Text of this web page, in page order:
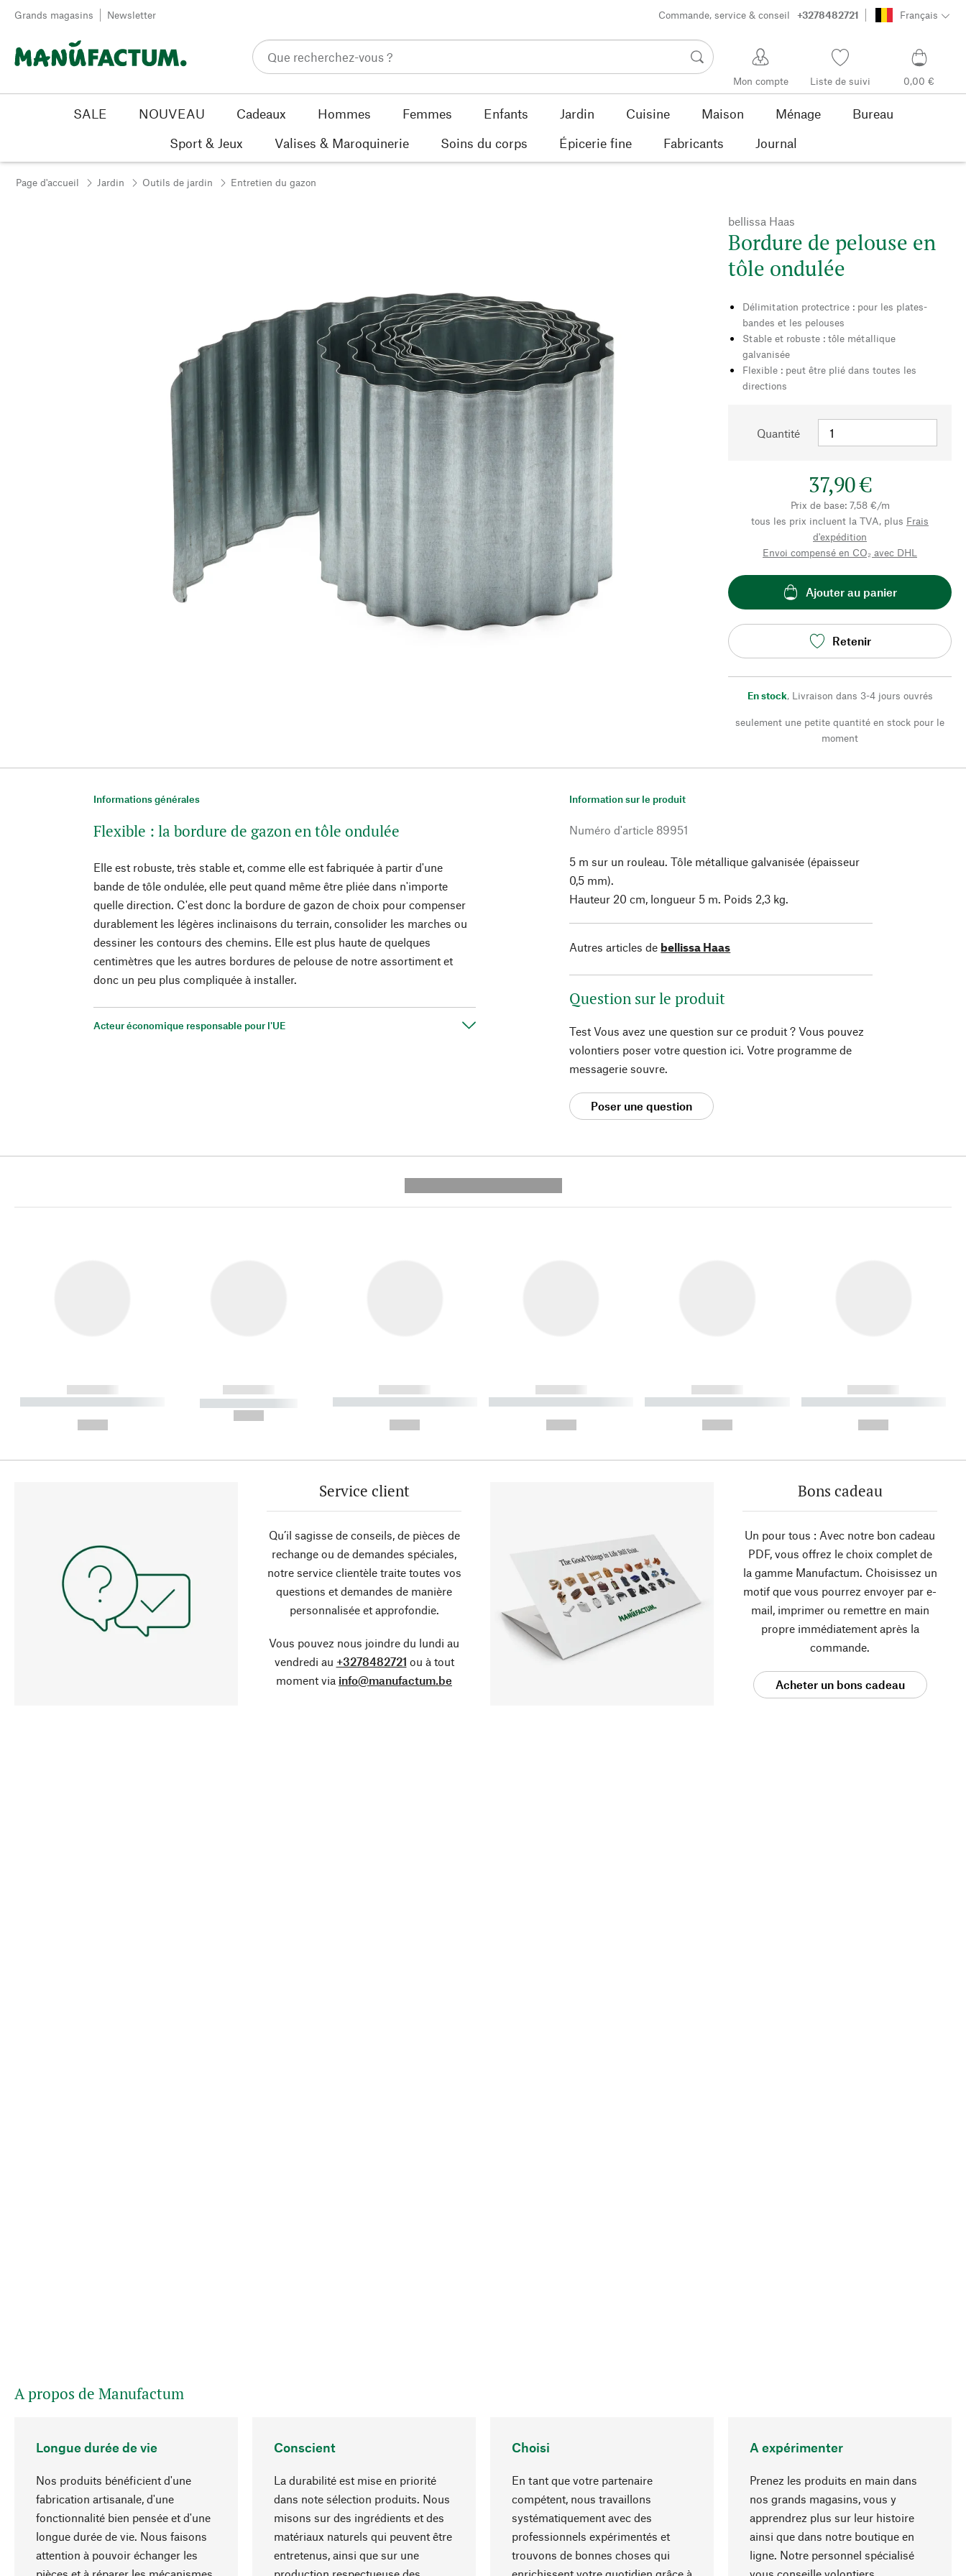
Passer au contenu
Grands magasins Newsletter Commande, service & conseil +3278482721 Français
Mon compte Liste de suivi 0,00 €
SALE NOUVEAU Cadeaux Hommes Femmes Enfants Jardin Cuisine Maison Ménage
Bureau
Sport & Jeux
Valises & Maroquinerie Soins du corps Épicerie fine Fabricants Journal
Page d'accueil Jardin Outils de jardin Entretien du gazon
bellissa Haas
Bordure de pelouse en
tôle ondulée
Délimitation protectrice : pour les plates-
bandes et les pelouses
Stable et robuste : tôle métallique
galvanisée
Flexible : peut être plié dans toutes les
directions
Quantité
37,90 €
Prix de base: 7,58 €/m
tous les prix incluent la TVA, plus Frais
d'expédition
Envoi compensé en CO₂ avec DHL
Ajouter au panier
Retenir
En stock, Livraison dans 3-4 jours ouvrés
seulement une petite quantité en stock pour le
moment
Informations générales
Flexible : la bordure de gazon en tôle ondulée
Elle est robuste, très stable et, comme elle est fabriquée à partir d'une
bande de tôle ondulée, elle peut quand même être pliée dans n'importe
quelle direction. C'est donc la bordure de gazon de choix pour compenser
durablement les légères inclinaisons du terrain, consolider les marches ou
dessiner les contours des chemins. Elle est plus haute de quelques
centimètres que les autres bordures de pelouse de notre assortiment et
donc un peu plus compliquée à installer.
Acteur économique responsable pour l'UE
Information sur le produit
Numéro d'article 89951
5 m sur un rouleau. Tôle métallique galvanisée (épaisseur
0,5 mm).
Hauteur 20 cm, longueur 5 m. Poids 2,3 kg.
Autres articles de bellissa Haas
Question sur le produit
Test Vous avez une question sur ce produit ? Vous pouvez
volontiers poser votre question ici. Votre programme de
messagerie souvre.
Poser une question
------------
----------- ----------- ----------
------------
----------- -----------
------------
----------- ----------- ----------
------------
----------- ----------- ----------
------------
----------- ----------- ----------
------------
----------- ----------- ----------
Service client
Qu’il sagisse de conseils, de pièces de
rechange ou de demandes spéciales,
notre service clientèle traite toutes vos
questions et demandes de manière
personnalisée et approfondie.
Vous pouvez nous joindre du lundi au
vendredi au +3278482721 ou à tout
moment via info@manufactum.be
Bons cadeau
Un pour tous : Avec notre bon cadeau
PDF, vous offrez le choix complet de
la gamme Manufactum. Choisissez un
motif que vous pourrez envoyer par e-
mail, imprimer ou remettre en main
propre immédiatement après la
commande.
Acheter un bons cadeau
A propos de Manufactum
Longue durée de vie
Nos produits bénéficient d'une
fabrication artisanale, d'une
fonctionnalité bien pensée et d'une
longue durée de vie. Nous faisons
attention à pouvoir échanger les
Conscient
La durabilité est mise en priorité
dans note sélection produits. Nous
misons sur des ingrédients et des
matériaux naturels qui peuvent être
entretenus, ainsi que sur une
Choisi
En tant que votre partenaire
compétent, nous travaillons
systématiquement avec des
professionnels expérimentés et
trouvons de bonnes choses qui
A expérimenter
Prenez les produits en main dans
nos grands magasins, vous y
apprendrez plus sur leur histoire
ainsi que dans notre boutique en
ligne. Notre personnel spécialisé